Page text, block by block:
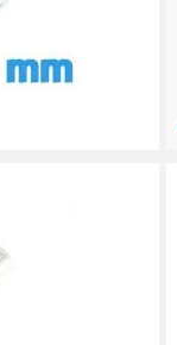
une